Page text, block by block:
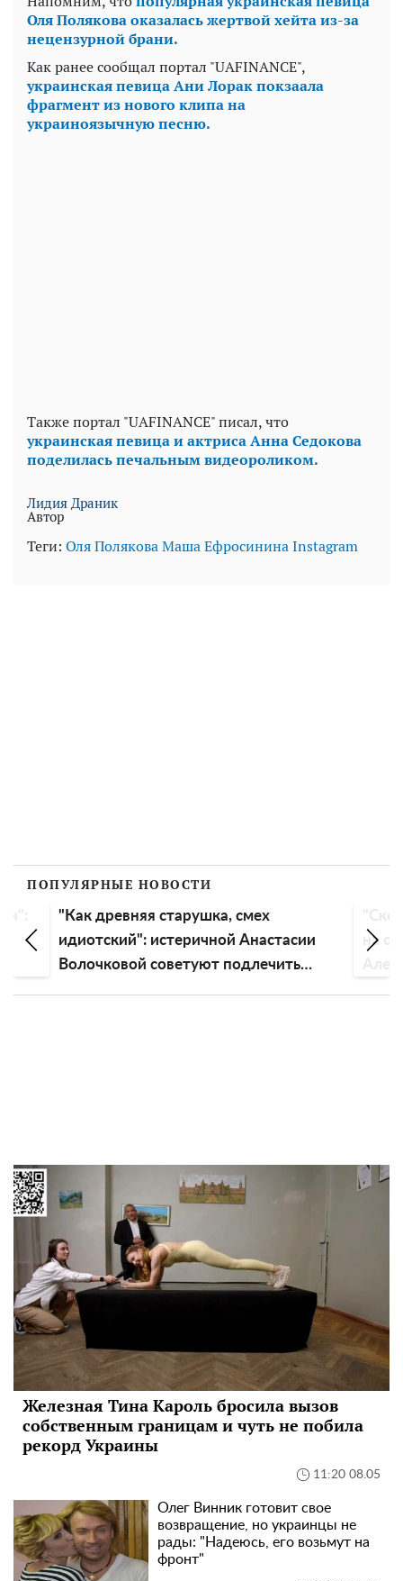
Оля Полякова оказалась жертвой хейта из-за
нецензурной брани.
Как ранее сообщал портал "UAFINANCE",
украинская певица Ани Лорак покзаала
фрагмент из нового клипа на
украиноязычную песню.
Также портал "UAFINANCE" писал, что
украинская певица и актриса Анна Седокова
поделилась печальным видеороликом.
Лидия Драник
Автор
Теги: Оля ПоляковаМаша ЕфросининаInstagram
ПОПУЛЯРНЫЕ НОВОСТИ
"Как древняя старушка, смех
идиотский": истеричной Анастасии
Волочковой советуют подлечить
на
Железная Тина Кароль бросила вызов
собственным границам и чуть не побила
рекорд Украины
11:20 08.05
Олег Винник готовит свое
возвращение, но украинцы не
рады: "Надеюсь, его возьмут на
фронт"